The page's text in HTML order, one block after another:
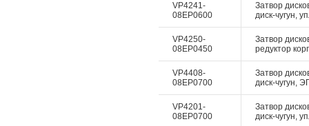
VP4241-
08EP0600
Затвор
диск-чугун,
VP4250-
08EP0450
Затвор
редуктор
VP4408-
08EP0700
Затвор
диск-чугун,
VP4201-
08EP0700
Затвор
диск-чугун,